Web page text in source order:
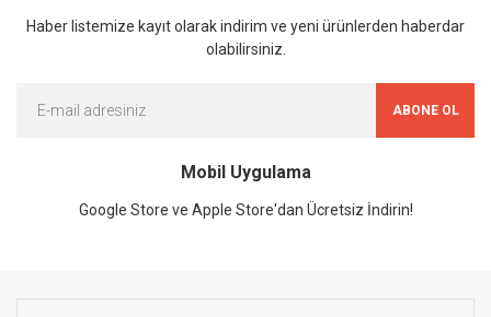
Haber listemize kayıt olarak indirim ve yeni ürünlerden haberdar
olabilirsiniz.
ABONE OL
Mobil Uygulama
Google Store ve Apple Store'dan Ücretsiz İndirin!